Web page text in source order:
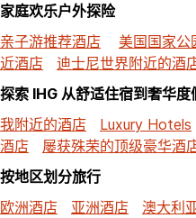
家庭欢乐户外探险
亲子游推荐酒店
美国国家公
近酒店
迪士尼世界附近的酒
探索 IHG 从舒适住宿到奢华度
我附近的酒店
Luxury Hotels
酒店
屡获殊荣的顶级豪华酒
按地区划分旅行
欧洲酒店
亚洲酒店 澳大利